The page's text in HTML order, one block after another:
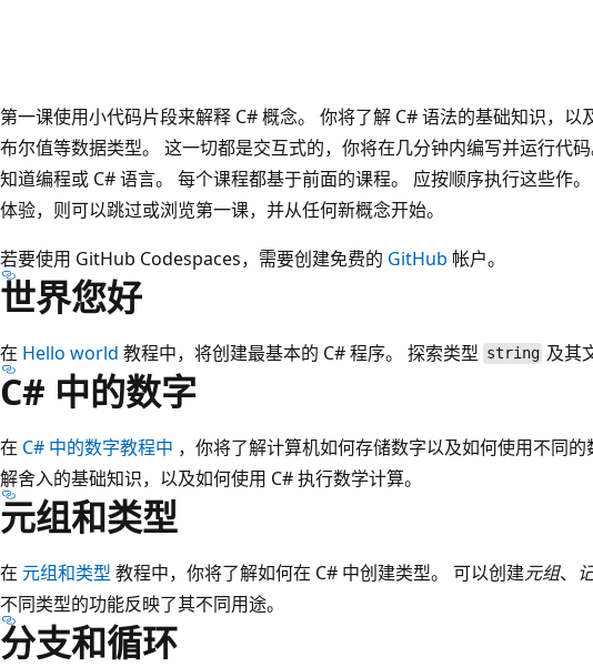
第一课使用小代码片段来解释 C# 概念。 你将了解 C# 语法的基础知识，以
布尔值等数据类型。 这一切都是交互式的，你将在几分钟内编写并运行代
知道编程或 C# 语言。 每个课程都基于前面的课程。 应按顺序执行这些作
体验，则可以跳过或浏览第一课，并从任何新概念开始。
若要使用 GitHub Codespaces，需要创建免费的 GitHub 帐户。
世界您好
在 Hello world 教程中，将创建最基本的 C# 程序。 探索类型 string 及其
C# 中的数字
在 C# 中的数字教程中 ，你将了解计算机如何存储数字以及如何使用不同
解舍入的基础知识，以及如何使用 C# 执行数学计算。
元组和类型
在 元组和类型 教程中，你将了解如何在 C# 中创建类型。 可以创建元组、
不同类型的功能反映了其不同用途。
分支和循环